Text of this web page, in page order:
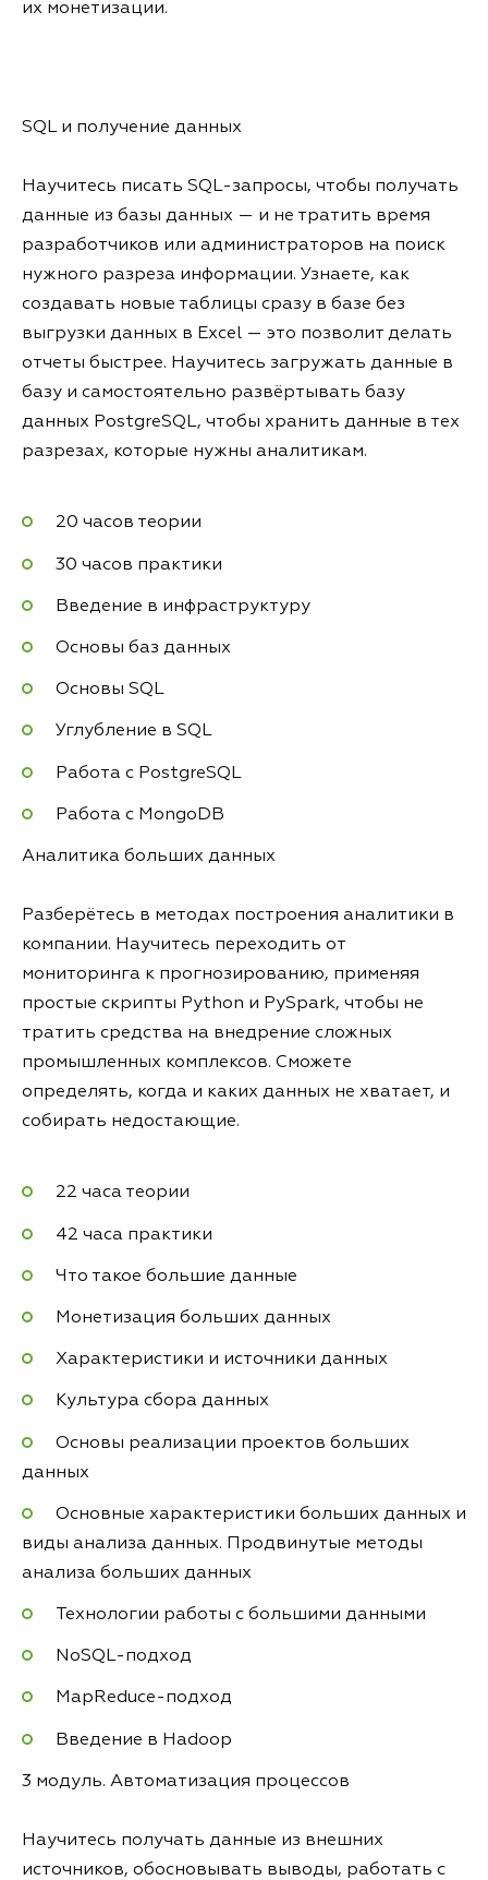
их монетизации.
SQL и получение данных
Научитесь писать SQL-запросы, чтобы получать
данные из базы данных — и не тратить время
разработчиков или администраторов на поиск
нужного разреза информации. Узнаете, как
создавать новые таблицы сразу в базе без
выгрузки данных в Excel — это позволит делать
отчеты быстрее. Научитесь загружать данные в
базу и самостоятельно развёртывать базу
данных PostgreSQL, чтобы хранить данные в тех
разрезах, которые нужны аналитикам.
20 часов теории
30 часов практики
Введение в инфраструктуру
Основы баз данных
Основы SQL
Углубление в SQL
Работа с PostgreSQL
Работа с MongoDB
Аналитика больших данных
Разберётесь в методах построения аналитики в
компании. Научитесь переходить от
мониторинга к прогнозированию, применяя
простые скрипты Python и PySpark, чтобы не
тратить средства на внедрение сложных
промышленных комплексов. Сможете
определять, когда и каких данных не хватает, и
собирать недостающие.
22 часа теории
42 часа практики
Что такое большие данные
Монетизация больших данных
Характеристики и источники данных
Культура сбора данных
Основы реализации проектов больших
данных
Основные характеристики больших данных и
виды анализа данных. Продвинутые методы
анализа больших данных
Технологии работы с большими данными
NoSQL-подход
MapReduce-подход
Введение в Hadoop
3 модуль. Автоматизация процессов
Научитесь получать данные из внешних
источников, обосновывать выводы, работать с